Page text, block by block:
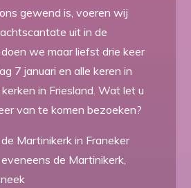
gewend is, voeren wij
uit in de
we maar liefst drie keer
7 januari en alle keren in
in Friesland. Wat let u
van te komen bezoeken?
Martinikerk in Franeker
de Martinikerk,